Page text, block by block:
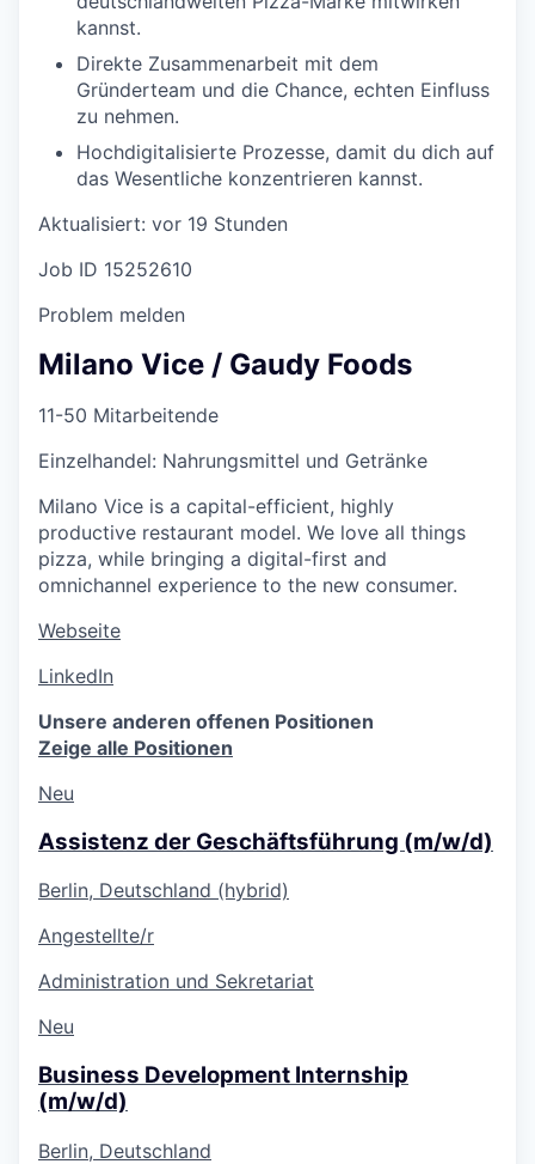
kannst.
Direkte Zusammenarbeit mit dem
Gründerteam und die Chance, echten Einfluss
zu nehmen.
Hochdigitalisierte Prozesse, damit du dich auf
das Wesentliche konzentrieren kannst.
Aktualisiert: vor 19 Stunden
Job ID 15252610
Problem melden
Milano Vice / Gaudy Foods
11-50 Mitarbeitende
Einzelhandel: Nahrungsmittel und Getränke
Milano Vice is a capital-efficient, highly
productive restaurant model. We love all things
pizza, while bringing a digital-first and
omnichannel experience to the new consumer.
Webseite
LinkedIn
Unsere anderen offenen Positionen
Zeige alle Positionen
Neu
Assistenz der Geschäftsführung (m/w/d)
Berlin, Deutschland (hybrid)
Angestellte/r
Administration und Sekretariat
Neu
Business Development Internship
(m/w/d)
Berlin, Deutschland